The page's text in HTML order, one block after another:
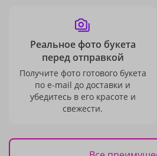
Реальное фото букета
перед отправкой
Получите фото готового букета
по e-mail до доставки и
убедитесь в его красоте и
свежести.